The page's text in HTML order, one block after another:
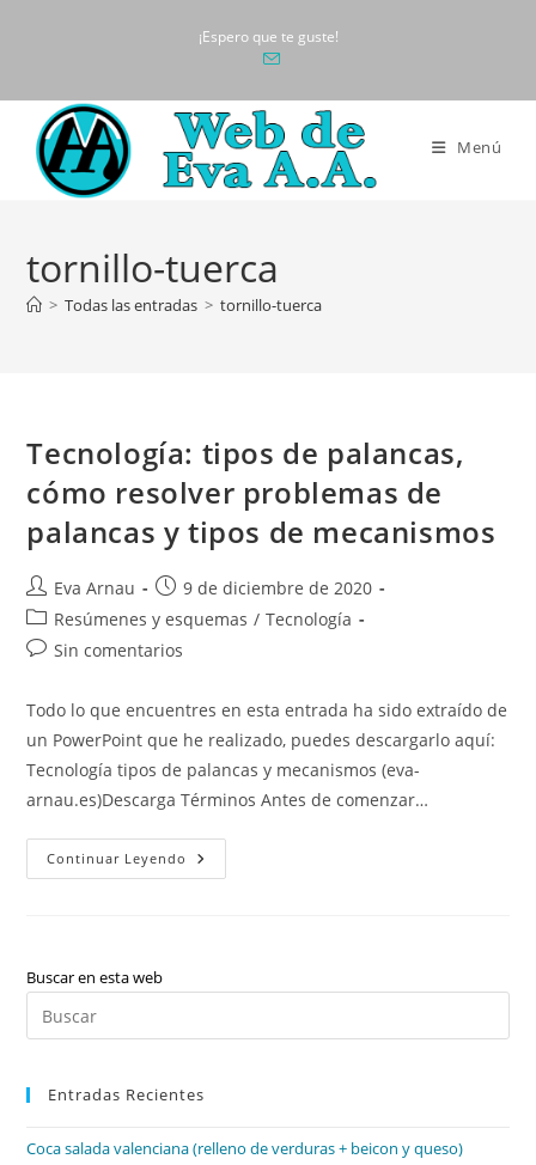
¡Espero que te guste!
Menú
tornillo-tuerca
> Todas las entradas > tornillo-tuerca
Tecnología: tipos de palancas,
cómo resolver problemas de
palancas y tipos de mecanismos
Autor
de
la
entrada:
Eva Arnau
Publicación
de
la
entrada:
9 de diciembre de 2020
Categoría
de
Resúmenes y esquemas / Tecnología
Comentarios
la
entrada:
Sin comentarios
Todo lo que encuentres en esta entrada ha sido extraído de
un PowerPoint que he realizado, puedes descargarlo aquí:
Tecnología tipos de palancas y mecanismos (eva-
arnau.es)Descarga Términos Antes de comenzar…
Continuar Leyendo Tecnología:
Tipos
Palancas
De
Buscar en esta web
Entradas Recientes
Coca salada valenciana (relleno de verduras + beicon y queso)